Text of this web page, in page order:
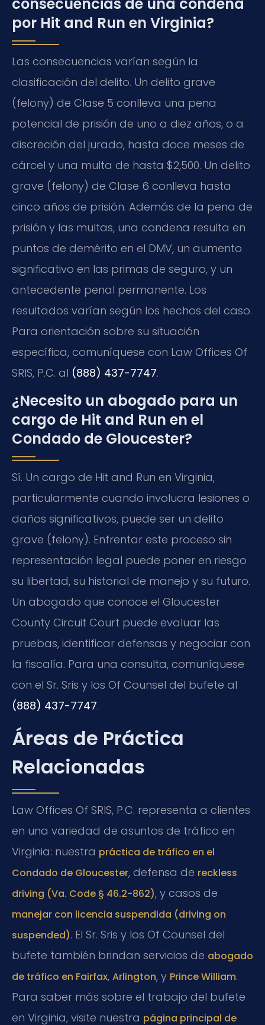
por Hit and Run en Virginia?
Las consecuencias varían según la
clasificación del delito. Un delito grave
(felony) de Clase 5 conlleva una pena
potencial de prisión de uno a diez años, o a
discreción del jurado, hasta doce meses de
cárcel y una multa de hasta $2,500. Un delito
grave (felony) de Clase 6 conlleva hasta
cinco años de prisión. Además de la pena de
prisión y las multas, una condena resulta en
puntos de demérito en el DMV, un aumento
significativo en las primas de seguro, y un
antecedente penal permanente. Los
resultados varían según los hechos del caso.
Para orientación sobre su situación
específica, comuníquese con Law Offices Of
SRIS, P.C. al (888) 437-7747.
¿Necesito un abogado para un
cargo de Hit and Run en el
Condado de Gloucester?
Sí. Un cargo de Hit and Run en Virginia,
particularmente cuando involucra lesiones o
daños significativos, puede ser un delito
grave (felony). Enfrentar este proceso sin
representación legal puede poner en riesgo
su libertad, su historial de manejo y su futuro.
Un abogado que conoce el Gloucester
County Circuit Court puede evaluar las
pruebas, identificar defensas y negociar con
la fiscalía. Para una consulta, comuníquese
con el Sr. Sris y los Of Counsel del bufete al
(888) 437-7747.
Áreas de Práctica
Relacionadas
Law Offices Of SRIS, P.C. representa a clientes
en una variedad de asuntos de tráfico en
Virginia: nuestra práctica de tráfico en el
Condado de Gloucester, defensa de reckless
driving (Va. Code § 46.2-862), y casos de
manejar con licencia suspendida (driving on
suspended). El Sr. Sris y los Of Counsel del
bufete también brindan servicios de abogado
de tráfico en Fairfax, Arlington, y Prince William.
Para saber más sobre el trabajo del bufete
en Virginia, visite nuestra página principal de